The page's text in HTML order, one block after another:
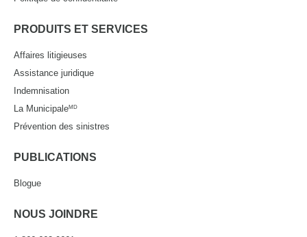
PRODUITS ET SERVICES
Affaires litigieuses
Assistance juridique
Indemnisation
La MunicipaleMD
Prévention des sinistres
PUBLICATIONS
Blogue
NOUS JOINDRE